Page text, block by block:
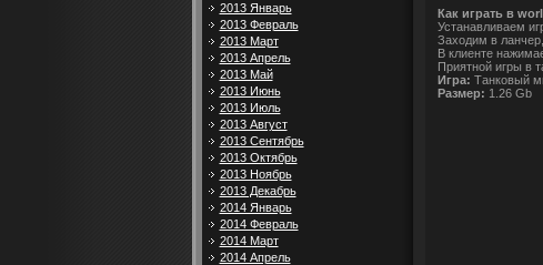
2013 Январь
2013 Февраль
2013 Март
2013 Апрель
2013 Май
2013 Июнь
2013 Июль
2013 Август
2013 Сентябрь
2013 Октябрь
2013 Ноябрь
2013 Декабрь
2014 Январь
2014 Февраль
2014 Март
2014 Апрель
Как играть в
Устанавливаем
Заходим в
В клиенте
Приятной игры в
Игра: Танковый
Размер: 1.26 Gb